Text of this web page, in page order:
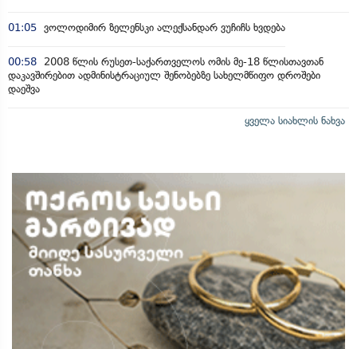
01:05 ვოლოდიმირ ზელენსკი ალექსანდარ ვუჩიჩს ხვდება
00:58
2008 წლის რუსეთ-საქართველოს ომის მე-18 წლისთავთან
დაკავშირებით ადმინისტრაციულ შენობებზე სახელმწიფო დროშები
დაეშვა
ყველა სიახლის ნახვა